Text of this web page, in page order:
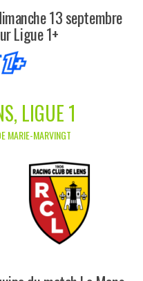
13 septembre
Ligue 1+
LIGUE 1
MARIE-MARVINGT